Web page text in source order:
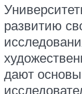
развитию
дают